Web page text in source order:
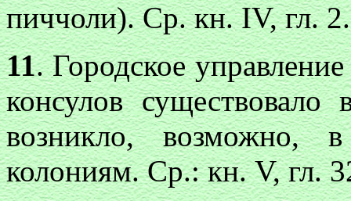
пиччоли). Ср. кн. IV, гл. 2.
11. Городское
консулов
возникло, возможно,
колониям. Ср.: кн. V, гл.